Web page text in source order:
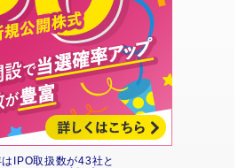
IPO取扱数が43社と